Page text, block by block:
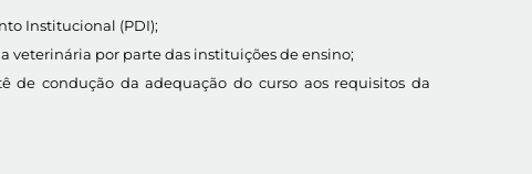
Institucional (PDI);
veterinária por parte das instituições de ensino;
de condução da adequação do curso aos requisitos da